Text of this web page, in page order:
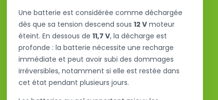
Une batterie est considérée comme déchargée
dès que sa tension descend sous 12 V moteur
éteint. En dessous de 11,7 V, la décharge est
profonde : la batterie nécessite une recharge
immédiate et peut avoir subi des dommages
irréversibles, notamment si elle est restée dans
cet état pendant plusieurs jours.